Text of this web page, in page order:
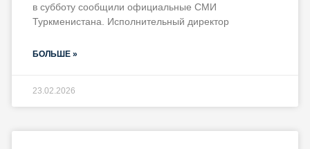
в субботу сообщили официальные СМИ
Туркменистана. Исполнительный директор
БОЛЬШЕ »
23.02.2026